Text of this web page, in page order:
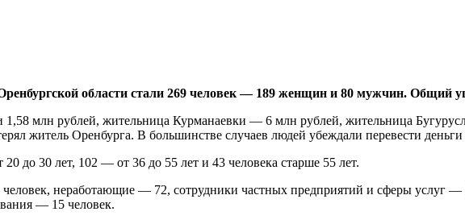
области стали 269 человек — 189 женщин и 80 мужчин. Общий
млн рублей, жительница Курманаевки — 6 млн рублей, жительница
житель Оренбурга. В большинстве случаев людей убеждали перевести деньги
до 30 лет, 102 — от 36 до 55 лет и 43 человека старше 55 лет.
неработающие — 72, сотрудники частных предприятий и сферы услуг
— 15 человек.